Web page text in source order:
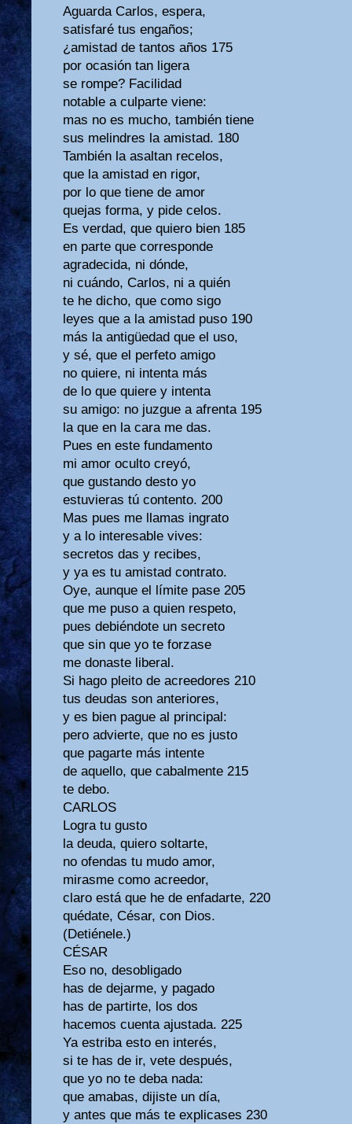
Aguarda Carlos, espera,
satisfaré tus engaños;
¿amistad de tantos años 175
por ocasión tan ligera
se rompe? Facilidad
notable a culparte viene:
mas no es mucho, también tiene
sus melindres la amistad. 180
También la asaltan recelos,
que la amistad en rigor,
por lo que tiene de amor
quejas forma, y pide celos.
Es verdad, que quiero bien 185
en parte que corresponde
agradecida, ni dónde,
ni cuándo, Carlos, ni a quién
te he dicho, que como sigo
leyes que a la amistad puso 190
más la antigüedad que el uso,
y sé, que el perfeto amigo
no quiere, ni intenta más
de lo que quiere y intenta
su amigo: no juzgue a afrenta 195
la que en la cara me das.
Pues en este fundamento
mi amor oculto creyó,
que gustando desto yo
estuvieras tú contento. 200
Mas pues me llamas ingrato
y a lo interesable vives:
secretos das y recibes,
y ya es tu amistad contrato.
Oye, aunque el límite pase 205
que me puso a quien respeto,
pues debiéndote un secreto
que sin que yo te forzase
me donaste liberal.
Si hago pleito de acreedores 210
tus deudas son anteriores,
y es bien pague al principal:
pero advierte, que no es justo
que pagarte más intente
de aquello, que cabalmente 215
te debo.
CARLOS
Logra tu gusto
la deuda, quiero soltarte,
no ofendas tu mudo amor,
mirasme como acreedor,
claro está que he de enfadarte, 220
quédate, César, con Dios.
(Detiénele.)
CÉSAR
Eso no, desobligado
has de dejarme, y pagado
has de partirte, los dos
hacemos cuenta ajustada. 225
Ya estriba esto en interés,
si te has de ir, vete después,
que yo no te deba nada:
que amabas, dijiste un día,
y antes que más te explicases 230